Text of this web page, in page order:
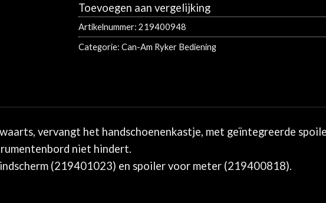
Toevoegen aan vergelijking
Artikelnummer: 219400948
Categorie: Can-Am Ryker Bediening
vervangt het handschoenenkastje, met geïntegreerde
niet hindert.
(219401023) en spoiler voor meter (219400818).